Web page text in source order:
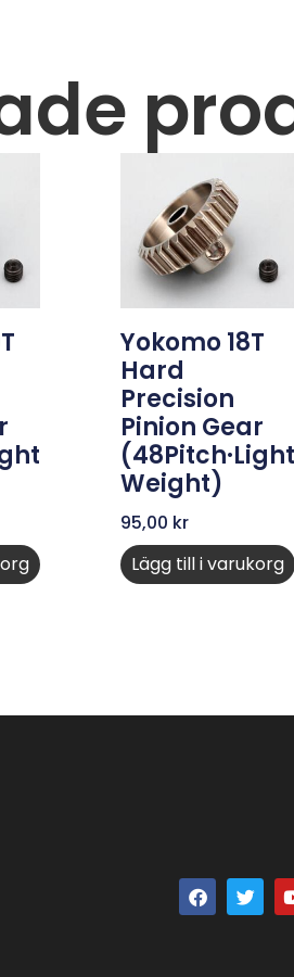
Yokomo 18T
Hard
Precision
Pinion Gear
(48Pitch·Light
Weight)
95,00 kr
Lägg till i varukorg